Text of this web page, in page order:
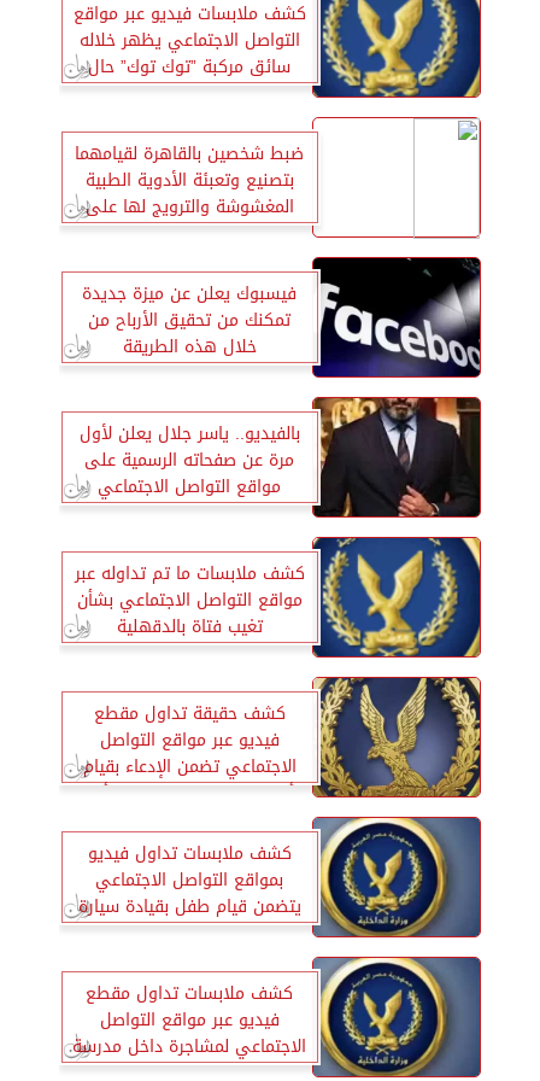
كشف ملابسات فيديو عبر مواقع
التواصل الاجتماعي يظهر خلاله
سائق مركبة ”توك توك” حال
قيامه بالتعدي على فتاة
ضبط شخصين بالقاهرة لقيامهما
بتصنيع وتعبئة الأدوية الطبية
المغشوشة والترويج لها على
مواقع التواصل الاجتماعي
فيسبوك يعلن عن ميزة جديدة
تمكنك من تحقيق الأرباح من
خلال هذه الطريقة
بالفيديو.. ياسر جلال يعلن لأول
مرة عن صفحاته الرسمية على
مواقع التواصل الاجتماعي
كشف ملابسات ما تم تداوله عبر
مواقع التواصل الاجتماعي بشأن
تغيب فتاة بالدقهلية
كشف حقيقة تداول مقطع
فيديو عبر مواقع التواصل
الاجتماعي تضمن الإدعاء بقيام
أحد رجال الشرطة باقتحام أحد
كشف ملابسات تداول فيديو
بمواقع التواصل الاجتماعي
يتضمن قيام طفل بقيادة سيارة
بدون لوحات معدنية
كشف ملابسات تداول مقطع
فيديو عبر مواقع التواصل
الاجتماعي لمشاجرة داخل مدرسة
بالقاهرة.. وضبط مرتكبي الواقعة